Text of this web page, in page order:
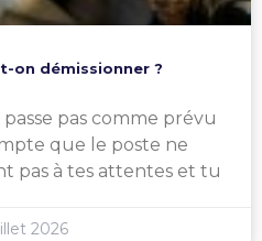
on démissionner ?
pas comme prévu
que le poste ne
pas à tes attentes et tu
2026